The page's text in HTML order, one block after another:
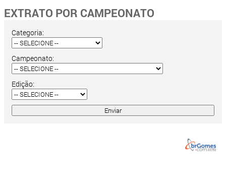
EXTRATO POR CAMPEONATO
Categoria:
Campeonato:
Edição: